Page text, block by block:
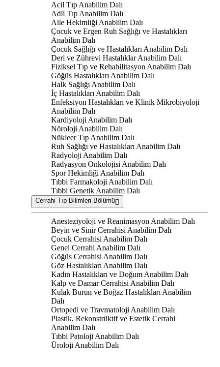
Acil Tıp Anabilim Dalı
Adli Tıp Anabilim Dalı
Aile Hekimliği Anabilim Dalı
Çocuk ve Ergen Ruh Sağlığı ve Hastalıkları
Anabilim Dalı
Çocuk Sağlığı ve Hastalıkları Anabilim Dalı
Deri ve Zührevi Hastalıklar Anabilim Dalı
Fiziksel Tıp ve Rehabilitasyon Anabilim Dalı
Göğüs Hastalıkları Anabilim Dalı
Halk Sağlığı Anabilim Dalı
İç Hastalıkları Anabilim Dalı
Enfeksiyon Hastalıkları ve Klinik Mikrobiyoloji
Anabilim Dalı
Kardiyoloji Anabilim Dalı
Nöroloji Anabilim Dalı
Nükleer Tıp Anabilim Dalı
Ruh Sağlığı ve Hastalıkları Anabilim Dalı
Radyoloji Anabilim Dalı
Radyasyon Onkolojisi Anabilim Dalı
Spor Hekimliği Anabilim Dalı
Tıbbi Farmakoloji Anabilim Dalı
Tıbbi Genetik Anabilim Dalı
Cerrahi Tıp Bilimleri Bölümü
Anesteziyoloji ve Reanimasyon Anabilim Dalı
Beyin ve Sinir Cerrahisi Anabilim Dalı
Çocuk Cerrahisi Anabilim Dalı
Genel Cerrahi Anabilim Dalı
Göğüs Cerrahisi Anabilim Dalı
Göz Hastalıkları Anabilim Dalı
Kadın Hastalıkları ve Doğum Anabilim Dalı
Kalp ve Damar Cerrahisi Anabilim Dalı
Kulak Burun ve Boğaz Hastalıkları Anabilim
Dalı
Ortopedi ve Travmatoloji Anabilim Dalı
Plastik, Rekonstrüktif ve Estetik Cerrahi
Anabilim Dalı
Tıbbi Patoloji Anabilim Dalı
Üroloji Anabilim Dalı